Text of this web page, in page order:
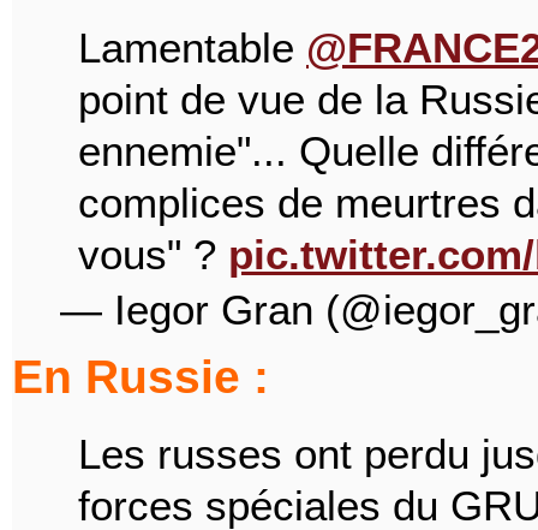
Lamentable
point de vue de la
ennemie"... Quelle
complices de meurtres
vous" ?
— Iegor Gran
En Russie :
Les russes ont perdu
forces spéciales du